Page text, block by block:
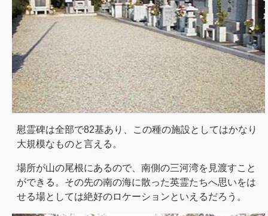
慰霊碑は全部で82基あり、この種の施設としてはかなり
大規模なものと言える。
場所が山の尾根にあるので、南側の三河湾を見渡すこと
ができる。その先の南の海に散った英霊たちへ思いをは
せる場としては絶好のロケーションといえるだろう。